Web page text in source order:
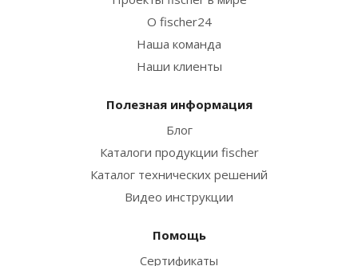
О fischer24
Наша команда
Наши клиенты
Полезная информация
Блог
Каталоги продукции fischer
Каталог технических решений
Видео инструкции
Помощь
Сертификаты